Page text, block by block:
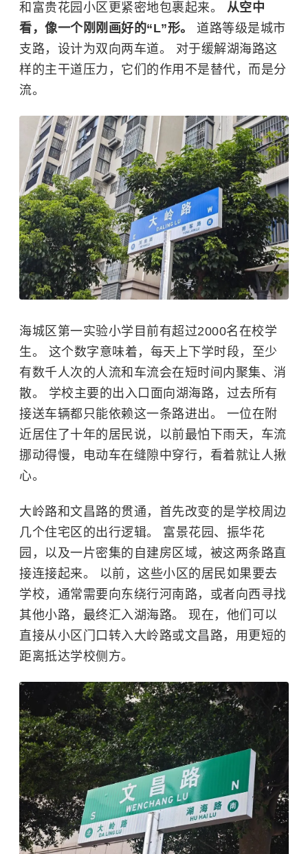
和富贵花园小区更紧密地包裹起来。 从空中
看，像一个刚刚画好的“L”形。 道路等级是城市
支路，设计为双向两车道。 对于缓解湖海路这
样的主干道压力，它们的作用不是替代，而是分
流。
海城区第一实验小学目前有超过2000名在校学
生。 这个数字意味着，每天上下学时段，至少
有数千人次的人流和车流会在短时间内聚集、消
散。 学校主要的出入口面向湖海路，过去所有
接送车辆都只能依赖这一条路进出。 一位在附
近居住了十年的居民说，以前最怕下雨天，车流
挪动得慢，电动车在缝隙中穿行，看着就让人揪
心。
大岭路和文昌路的贯通，首先改变的是学校周边
几个住宅区的出行逻辑。 富景花园、振华花
园，以及一片密集的自建房区域，被这两条路直
接连接起来。 以前，这些小区的居民如果要去
学校，通常需要向东绕行河南路，或者向西寻找
其他小路，最终汇入湖海路。 现在，他们可以
直接从小区门口转入大岭路或文昌路，用更短的
距离抵达学校侧方。